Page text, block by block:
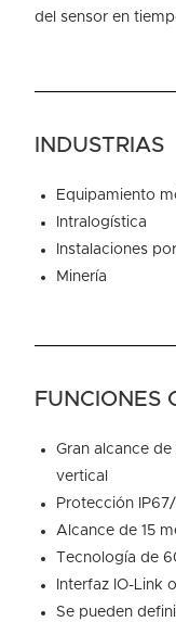
del sensor en
INDUSTRIAS
Equipamiento
Intralogística
Instalaciones
Minería
FUNCIONES
Gran alcance
vertical
Protección
Alcance de 15
Tecnología de
Interfaz IO-Link
Se pueden